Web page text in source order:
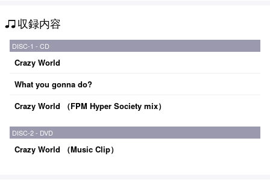
収録内容
DISC-1 - CD
Crazy World
What you gonna do?
Crazy World （FPM Hyper Society mix）
DISC-2 - DVD
Crazy World （Music Clip）